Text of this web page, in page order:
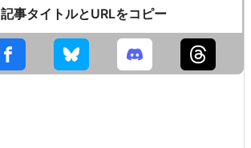
記事タイトルとURLをコピー